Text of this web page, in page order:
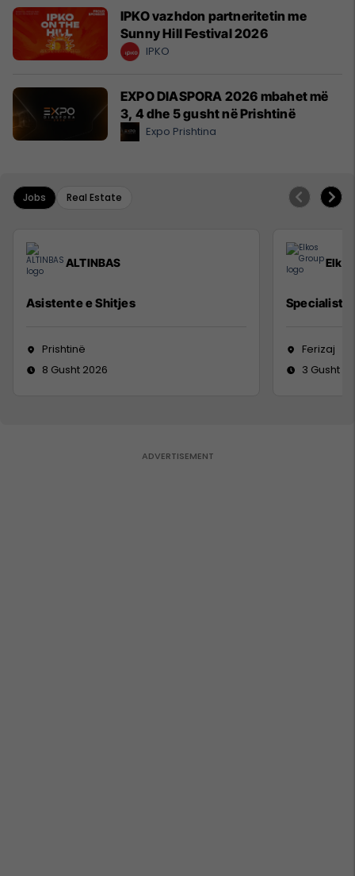
IPKO vazhdon partneritetin me
Sunny Hill Festival 2026
IPKO
EXPO DIASPORA 2026 mbahet më
3, 4 dhe 5 gusht në Prishtinë
Expo Prishtina
Jobs Real Estate
ALTINBAS
Asistente e Shitjes
Prishtinë
8 Gusht 2026
Specialist
Ferizaj
3 Gusht